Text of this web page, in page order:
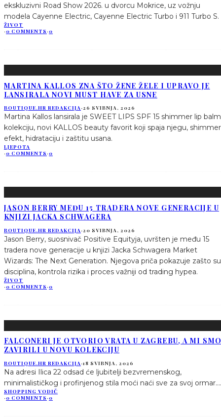
ekskluzivni Road Show 2026. u dvorcu Mokrice, uz vožnju
modela Cayenne Electric, Cayenne Electric Turbo i 911 Turbo S.
ŽIVOT
·0 COMMENTS ·0
MARTINA KALLOS ZNA ŠTO ŽENE ŽELE I UPRAVO JE
LANSIRALA NOVI MUST HAVE ZA USNE
BOUTIQUE.HR REDAKCIJA·26 SVIBNJA, 2026
Martina Kallos lansirala je SWEET LIPS SPF 15 shimmer lip balm
kolekciju, novi KALLOS beauty favorit koji spaja njegu, shimmer
efekt, hidrataciju i zaštitu usana.
LJEPOTA
·0 COMMENTS ·0
JASON BERRY MEĐU 15 TRADERA NOVE GENERACIJE U
KNJIZI JACKA SCHWAGERA
BOUTIQUE.HR REDAKCIJA ·20 SVIBNJA, 2026
Jason Berry, suosnivač Positive Equityja, uvršten je među 15
tradera nove generacije u knjizi Jacka Schwagera Market
Wizards: The Next Generation. Njegova priča pokazuje zašto su
disciplina, kontrola rizika i proces važniji od trading hypea.
ŽIVOT
·0 COMMENTS ·0
FALCONERI JE OTVORIO VRATA U ZAGREBU, A MI
ZAVIRILI U NOVU KOLEKCIJU
BOUTIQUE.HR REDAKCIJA ·18 SVIBNJA, 2026
Na adresi Ilica 22 odsad će ljubitelji bezvremenskog,
minimalističkog i profinjenog stila moći naći sve za svoj ormar....
SHOPPING VODIČ
·0 COMMENTS ·0